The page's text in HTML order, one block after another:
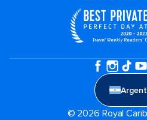
© 2026 Royal